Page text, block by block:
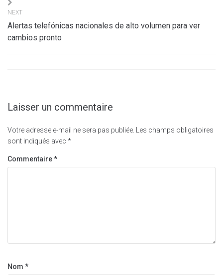
NEXT
Alertas telefónicas nacionales de alto volumen para ver
cambios pronto
Laisser un commentaire
Votre adresse e-mail ne sera pas publiée.
Les champs obligatoires
sont indiqués avec *
Commentaire*
Nom *